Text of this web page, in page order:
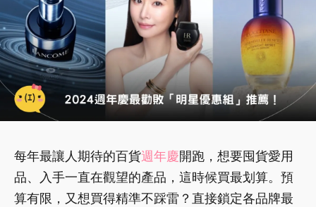
每年最讓人期待的百貨週年慶開跑，想要囤貨愛用
品、入手一直在觀望的產品，這時候買最划算。預
算有限，又想買得精準不踩雷？直接鎖定各品牌最